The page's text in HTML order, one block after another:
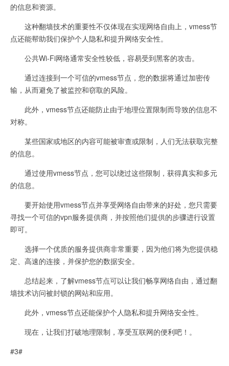
的信息和资源。
这种翻墙技术的重要性不仅体现在实现网络自由上，vmess节
点还能帮助我们保护个人隐私和提升网络安全性。
公共Wi-Fi网络通常安全性较低，容易受到黑客的攻击。
通过连接到一个可信的vmess节点，您的数据将通过加密传
输，从而避免了被监控和窃取的风险。
此外，vmess节点还能防止由于地理位置限制而导致的信息不
对称。
某些国家或地区的内容可能被审查或限制，人们无法获取完整
的信息。
通过使用vmess节点，您可以绕过这些限制，获得真实和多元
的信息。
要开始使用vmess节点并享受网络自由带来的好处，您只需要
寻找一个可信的vpn服务提供商，并按照他们提供的步骤进行设置
即可。
选择一个优质的服务提供商非常重要，因为他们将为您提供稳
定、高速的连接，并保护您的数据安全。
总结起来，了解vmess节点可以让我们畅享网络自由，通过翻
墙技术访问被封锁的网站和应用。
此外，vmess节点还能保护个人隐私和提升网络安全性。
现在，让我们打破地理限制，享受互联网的便利吧！。
#3#